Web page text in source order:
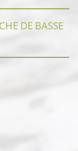
DE BASSE